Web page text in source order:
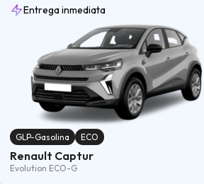
Entrega inmediata
GLP-Gasolina ECO
Renault Captur
Evolution ECO-G